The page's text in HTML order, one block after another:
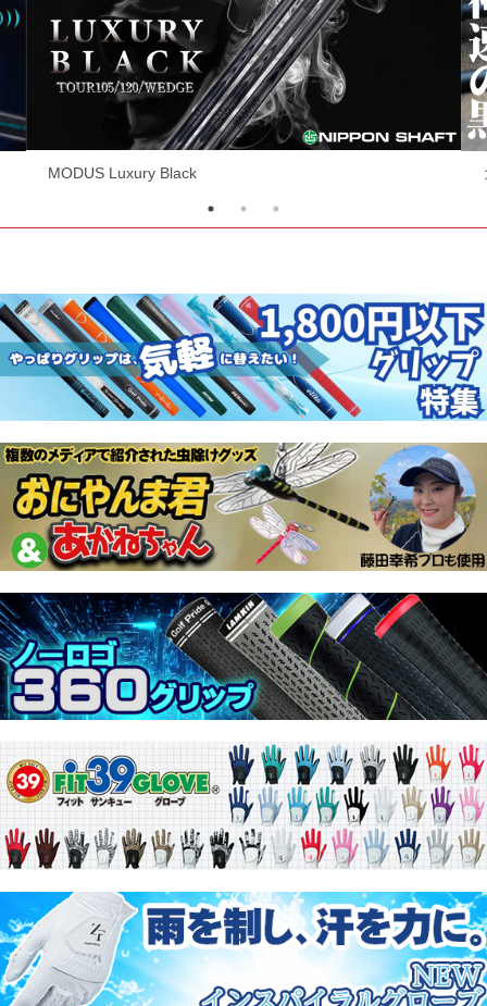
コスパ最強シャフト！RF EVOシリーズ